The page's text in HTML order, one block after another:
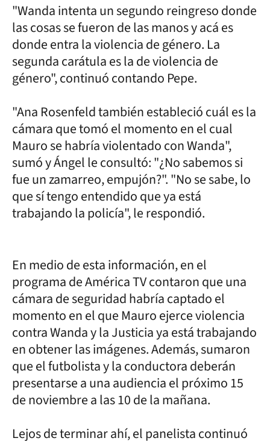
"Wanda intenta un segundo reingreso donde
las cosas se fueron de las manos y acá es
donde entra la violencia de género. La
segunda carátula es la de violencia de
género", continuó contando Pepe.
"Ana Rosenfeld también estableció cuál es la
cámara que tomó el momento en el cual
Mauro se habría violentado con Wanda",
sumó y Ángel le consultó: "¿No sabemos si
fue un zamarreo, empujón?". "No se sabe, lo
que sí tengo entendido que ya está
trabajando la policía", le respondió.
En medio de esta información, en el
programa de América TV contaron que una
cámara de seguridad habría captado el
momento en el que Mauro ejerce violencia
contra Wanda y la Justicia ya está trabajando
en obtener las imágenes. Además, sumaron
que el futbolista y la conductora deberán
presentarse a una audiencia el próximo 15
de noviembre a las 10 de la mañana.
Lejos de terminar ahí, el panelista continuó